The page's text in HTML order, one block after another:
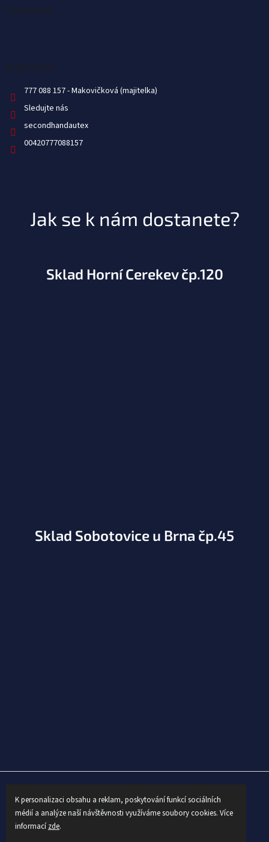
K personalizaci obsahu a reklam, poskytování funkcí sociálních
médií a analýze naší návštěvnosti využíváme soubory cookies. Více
informacízde.
Facebook
Kapcsolat
777 088 157
Sledujte nás
secondhandautex
00420777088157
Jak se k nám dostanete?
Sklad Horní Cerekev čp.120
Sklad Sobotovice u Brna čp.45
Shoptet készítette